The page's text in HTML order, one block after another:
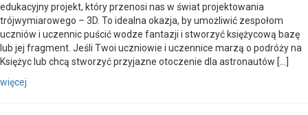
edukacyjny projekt, który przenosi nas w świat projektowania
trójwymiarowego – 3D. To idealna okazja, by umożliwić zespołom
uczniów i uczennic puścić wodze fantazji i stworzyć księżycową bazę
lub jej fragment. Jeśli Twoi uczniowie i uczennice marzą o podróży na
Księżyc lub chcą stworzyć przyjazne otoczenie dla astronautów […]
więcej